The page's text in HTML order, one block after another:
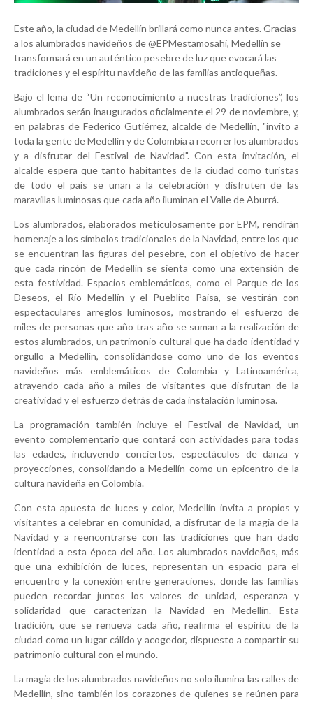
Este año, la ciudad de Medellín brillará como nunca antes. Gracias
a los alumbrados navideños de @EPMestamosahi, Medellín se
transformará en un auténtico pesebre de luz que evocará las
tradiciones y el espíritu navideño de las familias antioqueñas.
Bajo el lema de “Un reconocimiento a nuestras tradiciones”, los
alumbrados serán inaugurados oficialmente el 29 de noviembre, y,
en palabras de Federico Gutiérrez, alcalde de Medellín, "invito a
toda la gente de Medellín y de Colombia a recorrer los alumbrados
y a disfrutar del Festival de Navidad". Con esta invitación, el
alcalde espera que tanto habitantes de la ciudad como turistas
de todo el país se unan a la celebración y disfruten de las
maravillas luminosas que cada año iluminan el Valle de Aburrá.
Los alumbrados, elaborados meticulosamente por EPM, rendirán
homenaje a los símbolos tradicionales de la Navidad, entre los que
se encuentran las figuras del pesebre, con el objetivo de hacer
que cada rincón de Medellín se sienta como una extensión de
esta festividad. Espacios emblemáticos, como el Parque de los
Deseos, el Río Medellín y el Pueblito Paisa, se vestirán con
espectaculares arreglos luminosos, mostrando el esfuerzo de
miles de personas que año tras año se suman a la realización de
estos alumbrados, un patrimonio cultural que ha dado identidad y
orgullo a Medellín, consolidándose como uno de los eventos
navideños más emblemáticos de Colombia y Latinoamérica,
atrayendo cada año a miles de visitantes que disfrutan de la
creatividad y el esfuerzo detrás de cada instalación luminosa.
La programación también incluye el Festival de Navidad, un
evento complementario que contará con actividades para todas
las edades, incluyendo conciertos, espectáculos de danza y
proyecciones, consolidando a Medellín como un epicentro de la
cultura navideña en Colombia.
Con esta apuesta de luces y color, Medellín invita a propios y
visitantes a celebrar en comunidad, a disfrutar de la magia de la
Navidad y a reencontrarse con las tradiciones que han dado
identidad a esta época del año. Los alumbrados navideños, más
que una exhibición de luces, representan un espacio para el
encuentro y la conexión entre generaciones, donde las familias
pueden recordar juntos los valores de unidad, esperanza y
solidaridad que caracterizan la Navidad en Medellín. Esta
tradición, que se renueva cada año, reafirma el espíritu de la
ciudad como un lugar cálido y acogedor, dispuesto a compartir su
patrimonio cultural con el mundo.
La magia de los alumbrados navideños no solo ilumina las calles de
Medellín, sino también los corazones de quienes se reúnen para